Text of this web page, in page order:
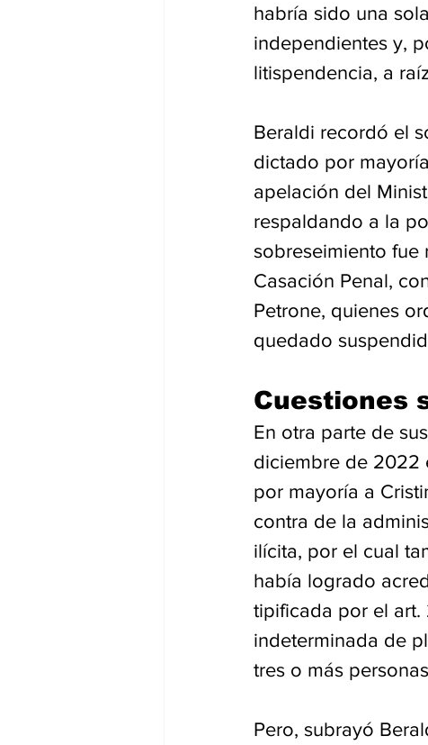
habría sido una
independientes y,
litispendencia, a
Beraldi recordó el
dictado por
apelación del
respaldando a la
sobreseimiento
Casación Penal,
Petrone, quienes
quedado
Cuestiones
En otra parte de
diciembre de 2022
por mayoría a
contra de la
ilícita, por el cual
había logrado
tipificada por el art.
indeterminada de
tres o más
Pero, subrayó